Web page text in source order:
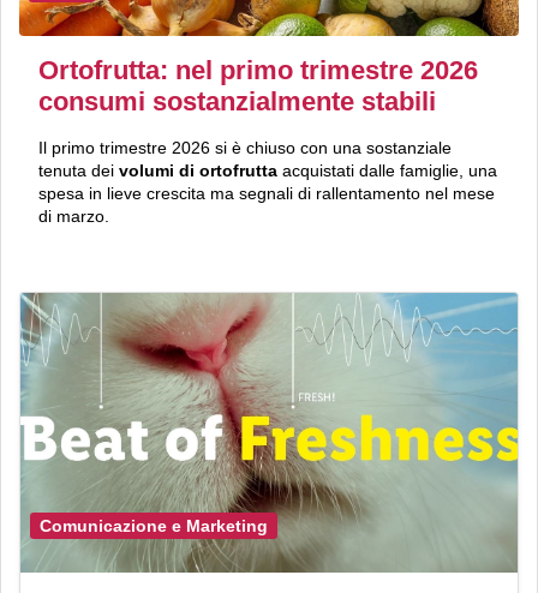
Ortofrutta: nel primo trimestre 2026
consumi sostanzialmente stabili
Il primo trimestre 2026 si è chiuso con una sostanziale
tenuta dei volumi di ortofrutta acquistati dalle famiglie, una
spesa in lieve crescita ma segnali di rallentamento nel mese
di marzo.
Comunicazione e Marketing